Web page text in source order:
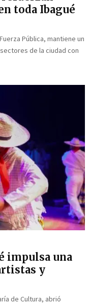
toda Ibagué
Pública, mantiene un
de la ciudad con
impulsa una
y
de Cultura, abrió